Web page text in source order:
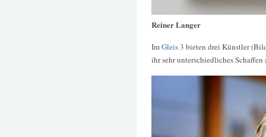
Reiner Langer
ImGleis 3 bieten drei Künstler
ihr sehr unterschiedliches Schaffen